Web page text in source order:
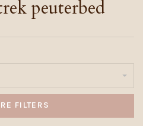
peuterbed
FILTERS